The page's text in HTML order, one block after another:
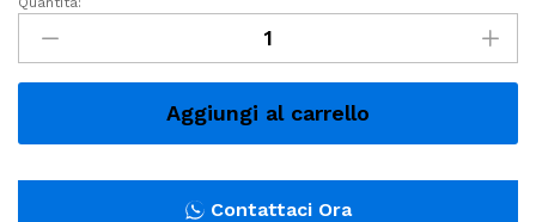
Guanti
Monouso
con
Aggiungi al carrello
Contattaci Ora